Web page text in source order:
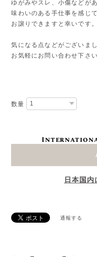
ゆがみやスレ、小傷などが
味わいのある手仕事を感じ
お譲りできますと幸いです。
気になる点などがございまし
お気軽にお問い合わせ下さい
数量
日本国
通報する